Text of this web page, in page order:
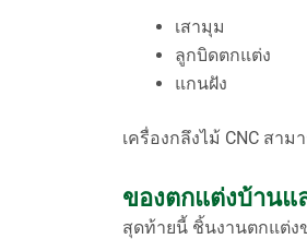
เสามุม
ลูกบิดตกแต่ง
แกนฝัง
เครื่องกลึงไม้ CNC สา
ของตกแต่งบ้านแ
สุดท้ายนี้ ชิ้นงานตกแต่ง